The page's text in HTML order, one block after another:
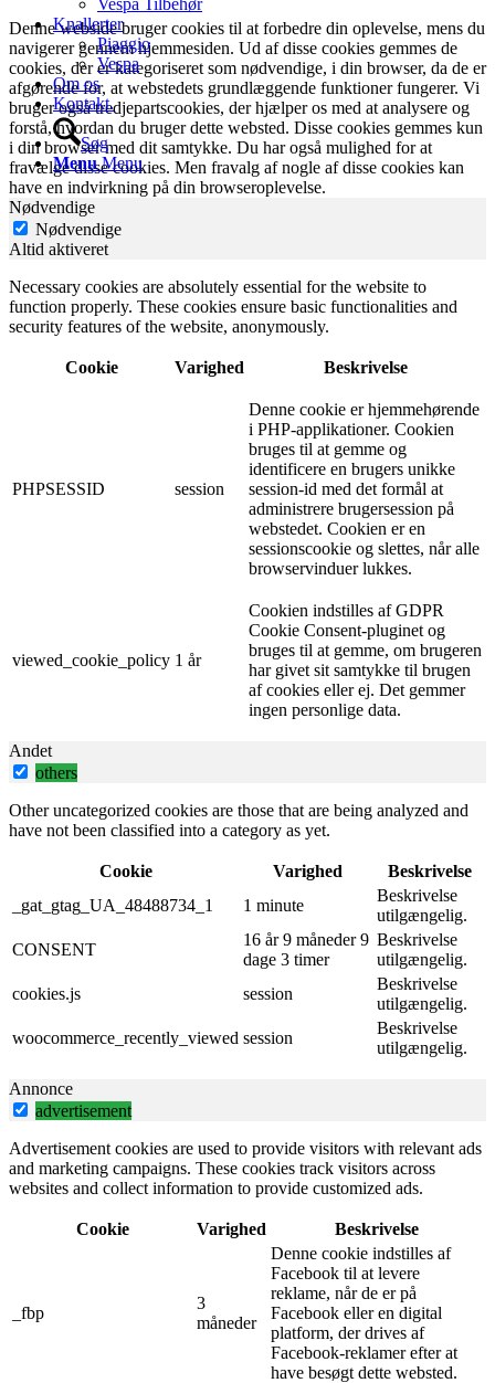
Vespa Tilbehør
Knallerter
Piaggio
Vespa
Om os
Kontakt.
Søg
Menu Menu
Denne webside bruger cookies til at forbedre din oplevelse, mens du
navigerer gennem hjemmesiden. Ud af disse cookies gemmes de
cookies, der er kategoriseret som nødvendige, i din browser, da de er
afgørende for, at webstedets grundlæggende funktioner fungerer. Vi
bruger også tredjepartscookies, der hjælper os med at analysere og
forstå, hvordan du bruger dette websted. Disse cookies gemmes kun
i din browser med dit samtykke. Du har også mulighed for at
fravælge disse cookies. Men fravalg af nogle af disse cookies kan
have en indvirkning på din browseroplevelse.
Nødvendige
Nødvendige
Altid aktiveret
Necessary cookies are absolutely essential for the website to
function properly. These cookies ensure basic functionalities and
security features of the website, anonymously.
Cookie Varighed Beskrivelse
PHPSESSID session
Denne cookie er hjemmehørende
i PHP-applikationer. Cookien
bruges til at gemme og
identificere en brugers unikke
session-id med det formål at
administrere brugersession på
webstedet. Cookien er en
sessionscookie og slettes, når alle
browservinduer lukkes.
viewed_cookie_policy 1 år
Cookien indstilles af GDPR
Cookie Consent-pluginet og
bruges til at gemme, om brugeren
har givet sit samtykke til brugen
af ​​cookies eller ej. Det gemmer
ingen personlige data.
Andet
others
Other uncategorized cookies are those that are being analyzed and
have not been classified into a category as yet.
Cookie Varighed
Beskrivelse
_gat_gtag_UA_48488734_1
1 minute
Beskrivelse
utilgængelig.
CONSENT
16 år 9 måneder 9
dage 3 timer
Beskrivelse
utilgængelig.
cookies.js
session
Beskrivelse
utilgængelig.
woocommerce_recently_viewed session
Beskrivelse
utilgængelig.
Annonce
advertisement
Advertisement cookies are used to provide visitors with relevant ads
and marketing campaigns. These cookies track visitors across
websites and collect information to provide customized ads.
Cookie Varighed Beskrivelse
_fbp
3
måneder
Denne cookie indstilles af
Facebook til at levere
reklame, når de er på
Facebook eller en digital
platform, der drives af
Facebook-reklamer efter at
have besøgt dette websted.